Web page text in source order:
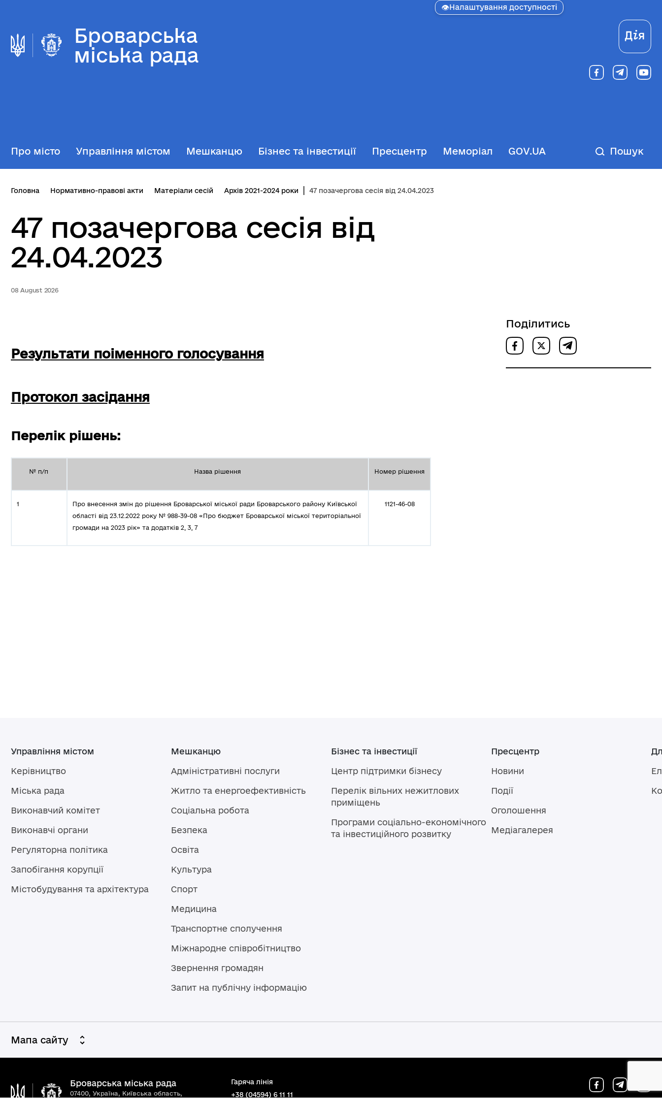
Броварська
міська рада
👁Налаштування доступності
Про місто Управління містом Мешканцю Бізнес та інвестиції Пресцентр Меморіал GOV.UA Пошук
Головна Нормативно-правові акти Матеріали сесій Архів 2021-2024 роки 47 позачергова сесія від 24.04.2023
47 позачергова сесія від
24.04.2023
08 August 2026
Результати поіменного голосування
Протокол засідання
Перелік рішень:
№ п/п Назва рішення Номер рішення
1
Про внесення змін до рішення Броварської міської ради Броварського району Київської
області від 23.12.2022 року № 988-39-08 «Про бюджет Броварської міської територіальної
громади на 2023 рік» та додатків 2, 3, 7
1121-46-08
Поділитись
Управління містом
Керівництво
Міська рада
Виконавчий комітет
Виконавчі органи
Регуляторна політика
Запобігання корупції
Містобудування та архітектура
Мешканцю
Адміністративні послуги
Житло та енергоефективність
Соціальна робота
Безпека
Освіта
Культура
Спорт
Медицина
Транспортне сполучення
Міжнародне співробітництво
Звернення громадян
Запит на публічну інформацію
Бізнес та інвестиції
Центр підтримки бізнесу
Перелік вільних нежитлових
приміщень
Програми соціально-економічного
та інвестиційного розвитку
Пресцентр
Новини
Події
Оголошення
Медіагалерея
Мапа сайту
Броварська міська рада
07400, Україна, Київська область,
Гаряча лінія
+38 (04594) 6 11 11